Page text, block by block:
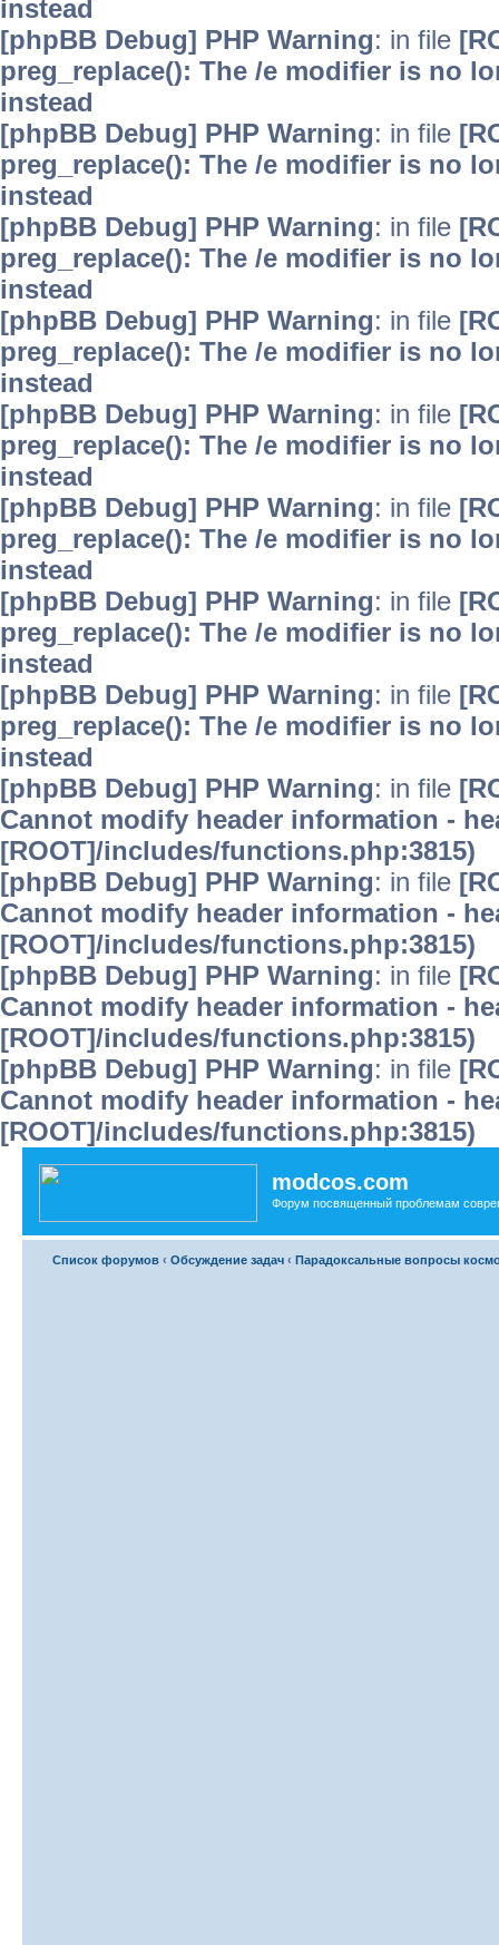
instead
[phpBB Debug] PHP Warning: in file
preg_replace(): The /e modifier is no
instead
[phpBB Debug] PHP Warning: in file
preg_replace(): The /e modifier is no
instead
[phpBB Debug] PHP Warning: in file
preg_replace(): The /e modifier is no
instead
[phpBB Debug] PHP Warning: in file
preg_replace(): The /e modifier is no
instead
[phpBB Debug] PHP Warning: in file
preg_replace(): The /e modifier is no
instead
[phpBB Debug] PHP Warning: in file
preg_replace(): The /e modifier is no
instead
[phpBB Debug] PHP Warning: in file
preg_replace(): The /e modifier is no
instead
[phpBB Debug] PHP Warning: in file
preg_replace(): The /e modifier is no
instead
[phpBB Debug] PHP Warning: in file
Cannot modify header information -
[ROOT]/includes/functions.php:3815)
[phpBB Debug] PHP Warning: in file
Cannot modify header information -
[ROOT]/includes/functions.php:3815)
[phpBB Debug] PHP Warning: in file
Cannot modify header information -
[ROOT]/includes/functions.php:3815)
[phpBB Debug] PHP Warning: in file
Cannot modify header information -
[ROOT]/includes/functions.php:3815)
modcos.com
Форум посвященный проблемам
Список форумов ‹ Обсуждение задач ‹ Парадоксальные вопросы